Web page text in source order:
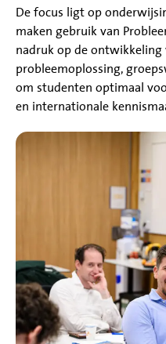
De focus ligt op
maken gebruik van
nadruk op de ontwikkeling
probleemoplossing,
om studenten optimaal
en internationale